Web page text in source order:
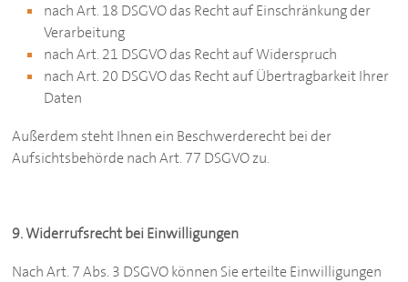
nach Art. 18 DSGVO das Recht auf Einschränkung der
Verarbeitung
nach Art. 21 DSGVO das Recht auf Widerspruch
nach Art. 20 DSGVO das Recht auf Übertragbarkeit Ihrer
Daten
Außerdem steht Ihnen ein Beschwerderecht bei der
Aufsichtsbehörde nach Art. 77 DSGVO zu.
9. Widerrufsrecht bei Einwilligungen
Nach Art. 7 Abs. 3 DSGVO können Sie erteilte Einwilligungen